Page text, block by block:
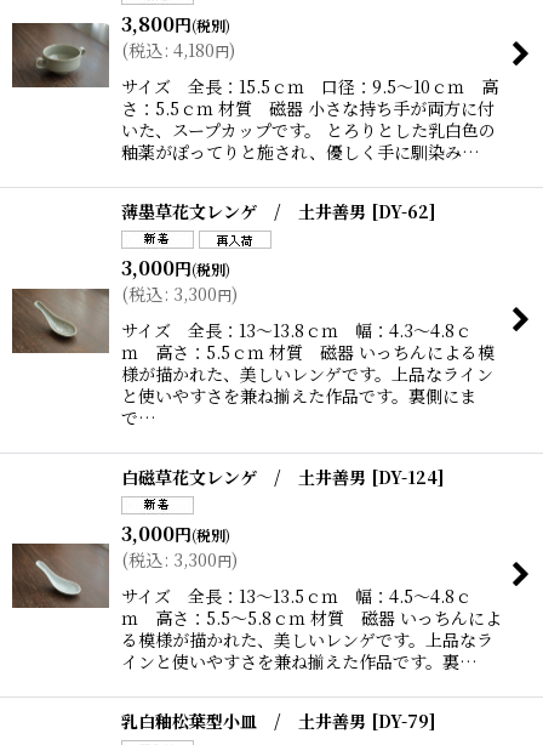
並び順:
絞り込む
3,800円(税別)
(税込: 4,180円)
サイズ 全長：15.5ｃｍ 口径：9.5〜10ｃｍ 高
さ：5.5ｃｍ 材質 磁器 小さな持ち手が両方に付
いた、スープカップです。 とろりとした乳白色の
釉薬がぽってりと施され、優しく手に馴染み…
薄墨草花文レンゲ / 土井善男 [DY-62]
3,000円(税別)
(税込: 3,300円)
サイズ 全長：13〜13.8ｃｍ 幅：4.3〜4.8ｃ
ｍ 高さ：5.5ｃｍ 材質 磁器 いっちんによる模
様が描かれた、美しいレンゲです。上品なライン
と使いやすさを兼ね揃えた作品です。裏側にま
で…
白磁草花文レンゲ / 土井善男 [DY-124]
3,000円(税別)
(税込: 3,300円)
サイズ 全長：13〜13.5ｃｍ 幅：4.5〜4.8ｃ
ｍ 高さ：5.5〜5.8ｃｍ 材質 磁器 いっちんによ
る模様が描かれた、美しいレンゲです。上品なラ
インと使いやすさを兼ね揃えた作品です。裏…
乳白釉松葉型小皿 / 土井善男 [DY-79]